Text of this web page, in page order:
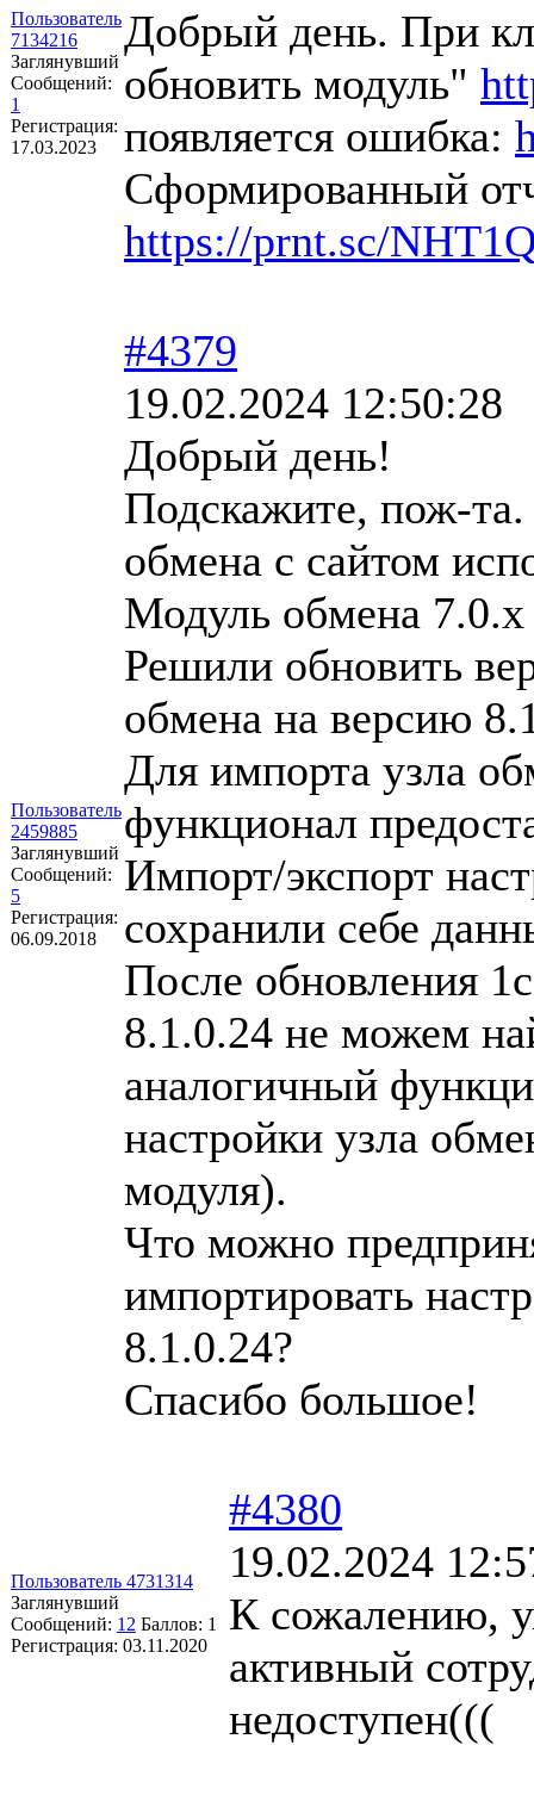
Пользователь
7134216
Заглянувший
Сообщений:
1
Регистрация:
17.03.2023
Добрый день. При
обновить модуль"
появляется ошибка:
Сформированный
https://prnt.sc/
Пользователь
2459885
Заглянувший
Сообщений:
5
Регистрация:
06.09.2018
#4379
19.02.2024 12:50:28
Добрый день!
Подскажите, пож-
обмена с сайтом
Модуль обмена 7.0.х
Решили обновить
обмена на версию
Для импорта узла
функционал
Импорт/экспорт
сохранили себе
После обновления
8.1.0.24 не можем
аналогичный
настройки узла
модуля).
Что можно
импортировать
8.1.0.24?
Спасибо большое!
Пользователь 4731314
Заглянувший
Сообщений: 12 Баллов: 1
Регистрация: 03.11.2020
#4380
19.02.2024
К сожалению,
активный
недоступен(((